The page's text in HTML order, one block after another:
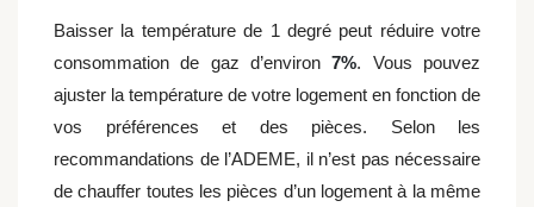
Baisser la température de 1 degré peut réduire votre
consommation de gaz d’environ 7%. Vous pouvez
ajuster la température de votre logement en fonction de
vos préférences et des pièces. Selon les
recommandations de l’ADEME, il n’est pas nécessaire
de chauffer toutes les pièces d’un logement à la même